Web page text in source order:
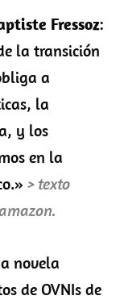
Fressoz:
la transición
a
la
y los
en la
> texto
novela
de OVNIs de